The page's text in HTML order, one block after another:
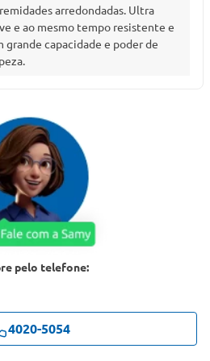
arredondadas. Ultra
e ao mesmo tempo resistente e
grande capacidade e poder de
pelo telefone:
4020-5054